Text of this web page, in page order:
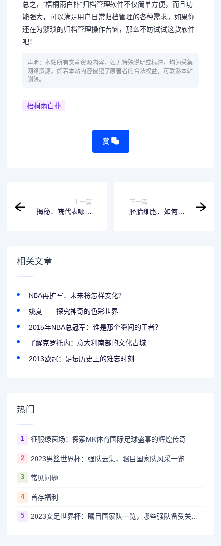
总之，“梧桐雨白朴”归档管理软件不仅简单方便，而且功
能强大，可以满足用户日常归档管理的各种需求。如果你
还在为繁琐的归档管理操作苦恼，那么不妨试试这款软件
吧！
声明：本站所有文章资源内容，如无特殊说明或标注，均为采集
网络资源。如若本站内容侵犯了原著者的合法权益，可联系本站
删除。
梧桐雨白朴
赏
上一篇
揭秘：皖代表哪个
下一篇
胚胎细胞：如何利
相关文章
NBA再扩军：未来将怎样变化？
姚夏——探究神奇的色彩世界
2015年NBA总冠军：谁是那个瞬间的王者？
了解克罗托内：意大利南部的文化古城
2013欧冠：足坛历史上的难忘时刻
热门
1 征服绿茵场：探索MK体育国际足球盛事的辉煌传奇
2 2023男篮世界杯：强队云集，瞩目国家队风采一览
3 常见问题
4 首存福利
5